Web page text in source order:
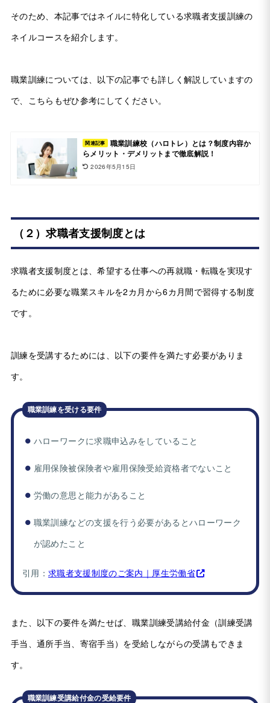
そのため、本記事ではネイルに特化している求職者支援訓練の
ネイルコースを紹介します。
職業訓練については、以下の記事でも詳しく解説していますの
で、こちらもぜひ参考にしてください。
関連記事
職業訓練校（ハロトレ）とは？制度内容か
らメリット・デメリットまで徹底解説！
2026年5月15日
（２）求職者支援制度とは
求職者支援制度とは、希望する仕事への再就職・転職を実現す
るために必要な職業スキルを2カ月から6カ月間で習得する制度
です。
訓練を受講するためには、以下の要件を満たす必要がありま
す。
職業訓練を受ける要件
ハローワークに求職申込みをしていること
雇用保険被保険者や雇用保険受給資格者でないこと
労働の意思と能力があること
職業訓練などの支援を行う必要があるとハローワーク
が認めたこと
引用： 求職者支援制度のご案内｜厚生労働省
また、以下の要件を満たせば、職業訓練受講給付金（訓練受講
手当、通所手当、寄宿手当）を受給しながらの受講もできま
す。
職業訓練受講給付金の受給要件